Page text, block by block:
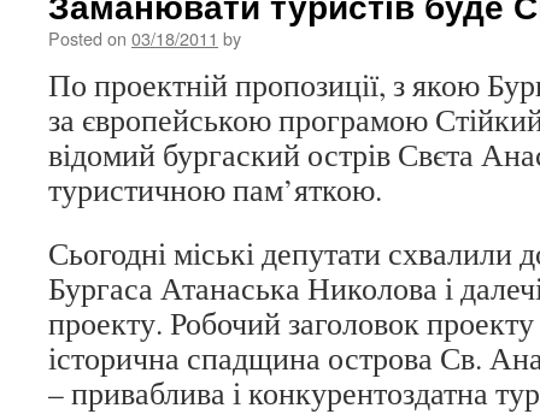
Posted on 03/18/2011 by
По проектній пропозиції, з якою
за європейською програмою
відомий бургаский острів Свєта
туристичною пам’яткою.
Сьогодні міські депутати схвалили
Бургаса Атанаська Николова і
проекту. Робочий заголовок
історична спадщина острова Св.
– приваблива і конкурентоздатна